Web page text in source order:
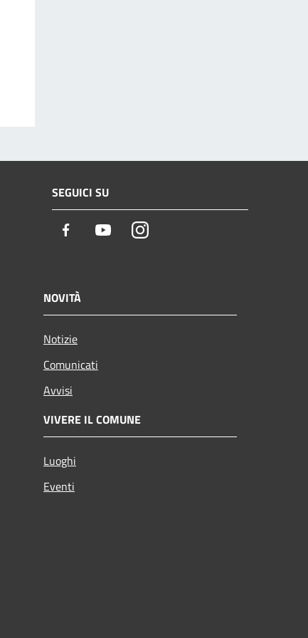
SEGUICI SU
Facebook YoutubeInstagram
NOVITÀ
Notizie
Comunicati
Avvisi
VIVERE IL COMUNE
Luoghi
Eventi